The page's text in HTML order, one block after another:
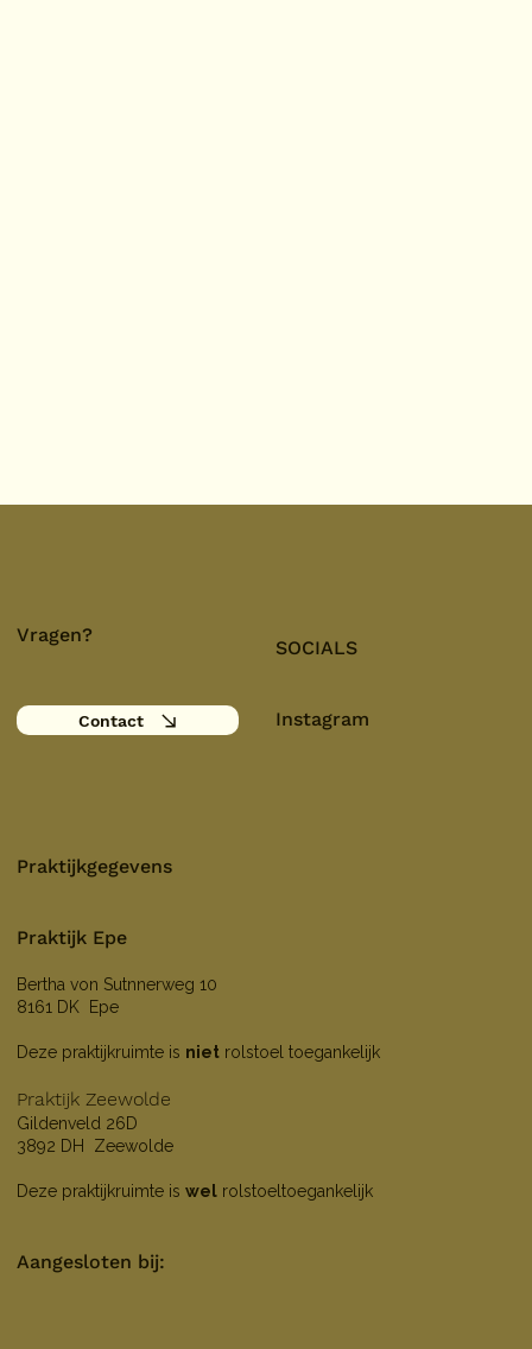
SOCIALS
Instagram
Aangesloten bij:
Vragen?
Contact
Praktijkgegevens
Praktijk Epe
Bertha von Sutnnerweg 10
8161 DK Epe
Deze praktijkruimte is nietrolstoel toegankelijk
Praktijk Zeewolde
Gildenveld 26D
3892 DH Zeewolde
Deze praktijkruimte is welrolstoeltoegankelijk